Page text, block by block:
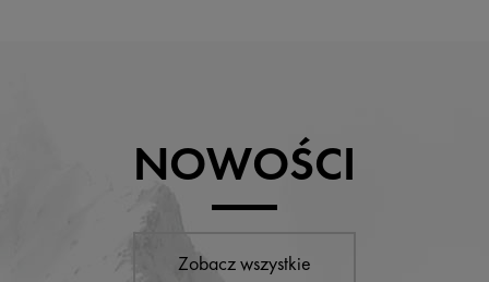
NOWOŚCI
Zobacz wszystkie